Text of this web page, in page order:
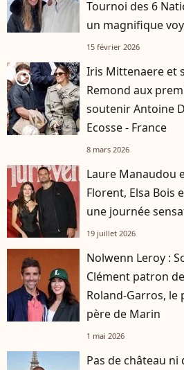
Tournoi des 6
un magnifique
15 février 2026
player2
Iris Mittenaere et
Remond aux
soutenir Antoine
Ecosse - France
8 mars 2026
Laure Manaudou
Florent, Elsa Bois
une journée
19 juillet 2026
Nolwenn Leroy :
Clément patron
Roland-Garros,
père de Marin
1 mai 2026
Pas de château